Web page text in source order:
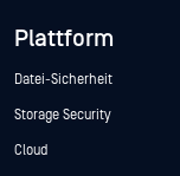
Plattform
Datei-Sicherheit
Storage Security
Cloud